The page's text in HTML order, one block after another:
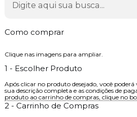
Como comprar
Clique nas imagens para ampliar.
1 - Escolher Produto
Após clicar no produto desejado, você
sua descrição completa e as condições de
produto ao carrinho de compras, clique no
2 - Carrinho de Compras